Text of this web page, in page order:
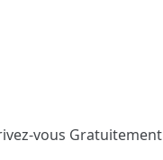
vous Gratuitement